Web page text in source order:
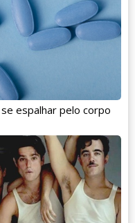
espalhar pelo corpo